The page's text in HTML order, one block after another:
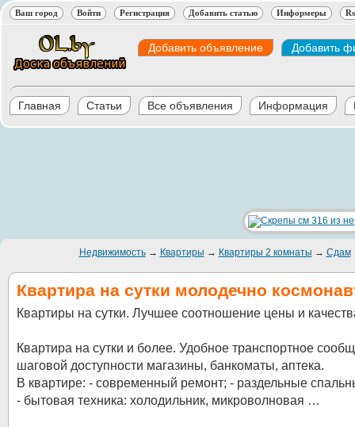
Ваш город Войти Регистрация Добавить статью Информеры
Добавить объявление Добавить
Главная Статьи Все объявления Информация
Недвижимость→ Квартиры → Квартиры 2 комнаты → Сдам
Квартира на сутки молодечно
Квартиры на сутки. Лучшее соотношение цены и
Квартира на сутки и более. Удобное транспортное
шаговой доступности магазины, банкоматы, аптека.
В квартире: - современный ремонт; - раздельные
- бытовая техника: холодильник, микроволновая …